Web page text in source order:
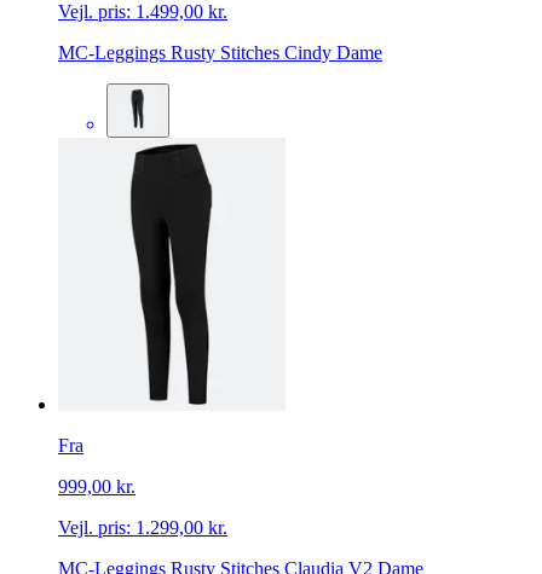
Vejl. pris: 1.499,00 kr.
MC-Leggings Rusty Stitches Cindy Dame
Fra
999,00 kr.
Vejl. pris: 1.299,00 kr.
MC-Leggings Rusty Stitches Claudia V2 Dame